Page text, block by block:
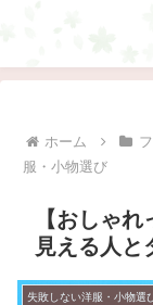
ホーム
服・小物選び
【おしゃ
見える人と
失敗しない洋服・小物選